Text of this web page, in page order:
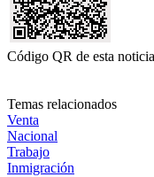
Código QR de esta noticia
Temas relacionados
Venta
Nacional
Trabajo
Inmigración